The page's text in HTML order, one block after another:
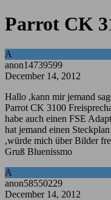
Parrot CK
A
anon14739599
December 14, 2012
Hallo ,kann mir jemand
Parrot CK 3100
habe auch einen FSE
hat jemand einen
,würde mich über Bilder
Gruß Bluenissmo
A
anon58550229
December 14, 2012